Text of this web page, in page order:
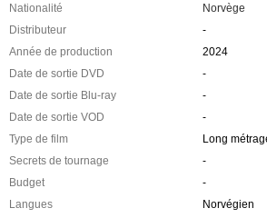
Nationalité
Norvège
Distributeur
-
Année de production
2024
Date de sortie DVD
-
Date de sortie Blu-ray
-
Date de sortie VOD
-
Type de film
Long
Secrets de tournage
-
Budget
-
Langues
Norvégien